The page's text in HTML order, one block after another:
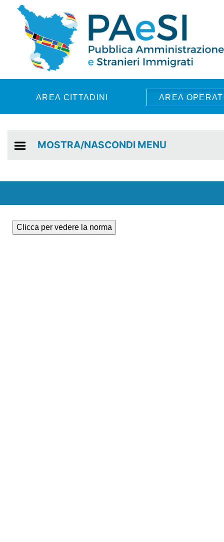
Skip to main content
AREA CITTADINI AREA
MOSTRA/NASCONDI MENU
Clicca per vedere la norma